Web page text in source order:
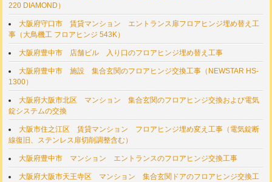
220 DIAMOND）
大阪府守口市 賃貸マンション エントランス扉フロアヒンジ埋め替え工
事（大鳥機工 フロアヒンジ 543K）
大阪府豊中市 店舗ビル 入り口のフロアヒンジ埋め替え工事
大阪府豊中市 施設 集合玄関のフロアヒンジ交換工事（NEWSTAR HS-
1300）
大阪府大阪市北区 マンション 集合玄関のフロアヒンジ交換および電気
錠システムの交換
大阪市住之江区 賃貸マンション フロアヒンジ埋め変え工事（電気錠断
線復旧、ステンレス扉切削調整含む）
大阪府豊中市 マンション エントランスのフロアヒンジ交換工事
大阪府大阪市天王寺区 マンション 集合玄関ドアのフロアヒンジ交換工